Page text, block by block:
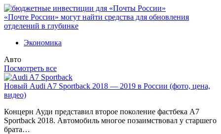
«Почте России» могут найти средства для обновления
отделений в глубинке
Экономика
Авто
Посмотреть все
Новый Audi A7 Sportback 2018 — 2019 в России (фото, цена,
видео)
Концерн Ауди представил второе поколение фастбека A7
Sportback 2018. Автомобиль многое позаимствовал у старшего
брата…